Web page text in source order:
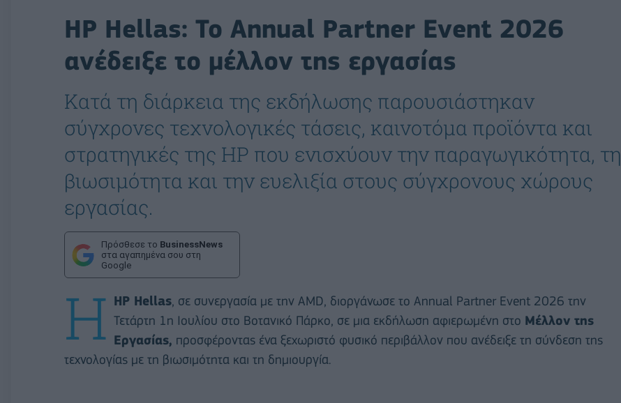
HP Hellas: Το Annual Partner Event 2026
ανέδειξε το μέλλον της εργασίας
Κατά τη διάρκεια της εκδήλωσης παρουσιάστηκαν
σύγχρονες τεχνολογικές τάσεις, καινοτόμα προϊόντα και
στρατηγικές της HP που ενισχύουν την παραγωγικότητα, τη
βιωσιμότητα και την ευελιξία στους σύγχρονους χώρους
εργασίας.
Πρόσθεσε το BusinessNews
στα αγαπημένα σου στη
Google
Η HP Hellas, σε συνεργασία με την AMD, διοργάνωσε το Annual Partner Event 2026 την
Τετάρτη 1η Ιουλίου στο Βοτανικό Πάρκο, σε μια εκδήλωση αφιερωμένη στο Μέλλον της
Εργασίας, προσφέροντας ένα ξεχωριστό φυσικό περιβάλλον που ανέδειξε τη σύνδεση της
τεχνολογίας με τη βιωσιμότητα και τη δημιουργία.